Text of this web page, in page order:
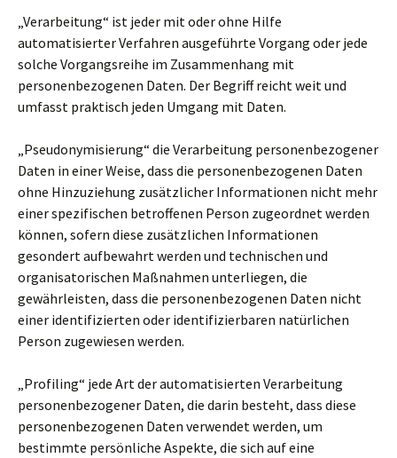
„Verarbeitung“ ist jeder mit oder ohne Hilfe
automatisierter Verfahren ausgeführte Vorgang oder jede
solche Vorgangsreihe im Zusammenhang mit
personenbezogenen Daten. Der Begriff reicht weit und
umfasst praktisch jeden Umgang mit Daten.
„Pseudonymisierung“ die Verarbeitung personenbezogener
Daten in einer Weise, dass die personenbezogenen Daten
ohne Hinzuziehung zusätzlicher Informationen nicht mehr
einer spezifischen betroffenen Person zugeordnet werden
können, sofern diese zusätzlichen Informationen
gesondert aufbewahrt werden und technischen und
organisatorischen Maßnahmen unterliegen, die
gewährleisten, dass die personenbezogenen Daten nicht
einer identifizierten oder identifizierbaren natürlichen
Person zugewiesen werden.
„Profiling“ jede Art der automatisierten Verarbeitung
personenbezogener Daten, die darin besteht, dass diese
personenbezogenen Daten verwendet werden, um
bestimmte persönliche Aspekte, die sich auf eine